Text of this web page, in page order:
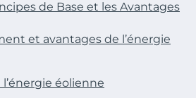
de Base et les Avantages
et avantages de l’énergie
éolienne